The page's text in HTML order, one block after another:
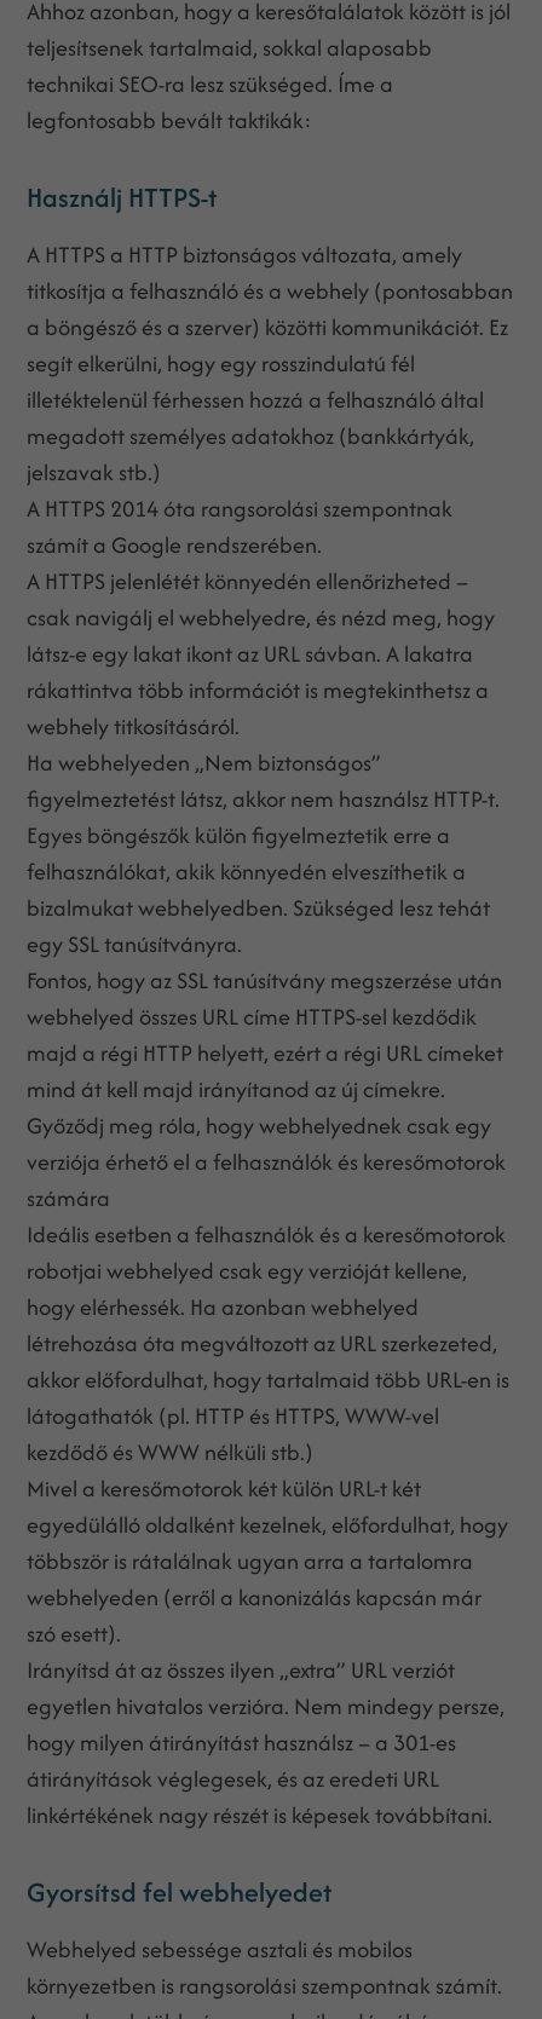
Ahhoz azonban, hogy a keresőtalálatok között is jól
teljesítsenek tartalmaid, sokkal alaposabb
technikai SEO-ra lesz szükséged. Íme a
legfontosabb bevált taktikák:
Használj HTTPS-t
A HTTPS a HTTP biztonságos változata, amely
titkosítja a felhasználó és a webhely (pontosabban
a böngésző és a szerver) közötti kommunikációt. Ez
segít elkerülni, hogy egy rosszindulatú fél
illetéktelenül férhessen hozzá a felhasználó által
megadott személyes adatokhoz (bankkártyák,
jelszavak stb.)
A HTTPS 2014 óta rangsorolási szempontnak
számít a Google rendszerében.
A HTTPS jelenlétét könnyedén ellenőrizheted –
csak navigálj el webhelyedre, és nézd meg, hogy
látsz-e egy lakat ikont az URL sávban. A lakatra
rákattintva több információt is megtekinthetsz a
webhely titkosításáról.
Ha webhelyeden „Nem biztonságos”
figyelmeztetést látsz, akkor nem használsz HTTP-t.
Egyes böngészők külön figyelmeztetik erre a
felhasználókat, akik könnyedén elveszíthetik a
bizalmukat webhelyedben. Szükséged lesz tehát
egy SSL tanúsítványra.
Fontos, hogy az SSL tanúsítvány megszerzése után
webhelyed összes URL címe HTTPS-sel kezdődik
majd a régi HTTP helyett, ezért a régi URL címeket
mind át kell majd irányítanod az új címekre.
Győződj meg róla, hogy webhelyednek csak egy
verziója érhető el a felhasználók és keresőmotorok
számára
Ideális esetben a felhasználók és a keresőmotorok
robotjai webhelyed csak egy verzióját kellene,
hogy elérhessék. Ha azonban webhelyed
létrehozása óta megváltozott az URL szerkezeted,
akkor előfordulhat, hogy tartalmaid több URL-en is
látogathatók (pl. HTTP és HTTPS, WWW-vel
kezdődő és WWW nélküli stb.)
Mivel a keresőmotorok két külön URL-t két
egyedülálló oldalként kezelnek, előfordulhat, hogy
többször is rátalálnak ugyan arra a tartalomra
webhelyeden (erről a kanonizálás kapcsán már
szó esett).
Irányítsd át az összes ilyen „extra” URL verziót
egyetlen hivatalos verzióra. Nem mindegy persze,
hogy milyen átirányítást használsz – a 301-es
átirányítások véglegesek, és az eredeti URL
linkértékének nagy részét is képesek továbbítani.
Gyorsítsd fel webhelyedet
Webhelyed sebessége asztali és mobilos
környezetben is rangsorolási szempontnak számít.